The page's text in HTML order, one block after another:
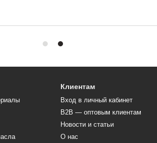
Клиентам
Вход в личный кабинет
B2B — оптовым клиентам
Новости и статьи
О нас